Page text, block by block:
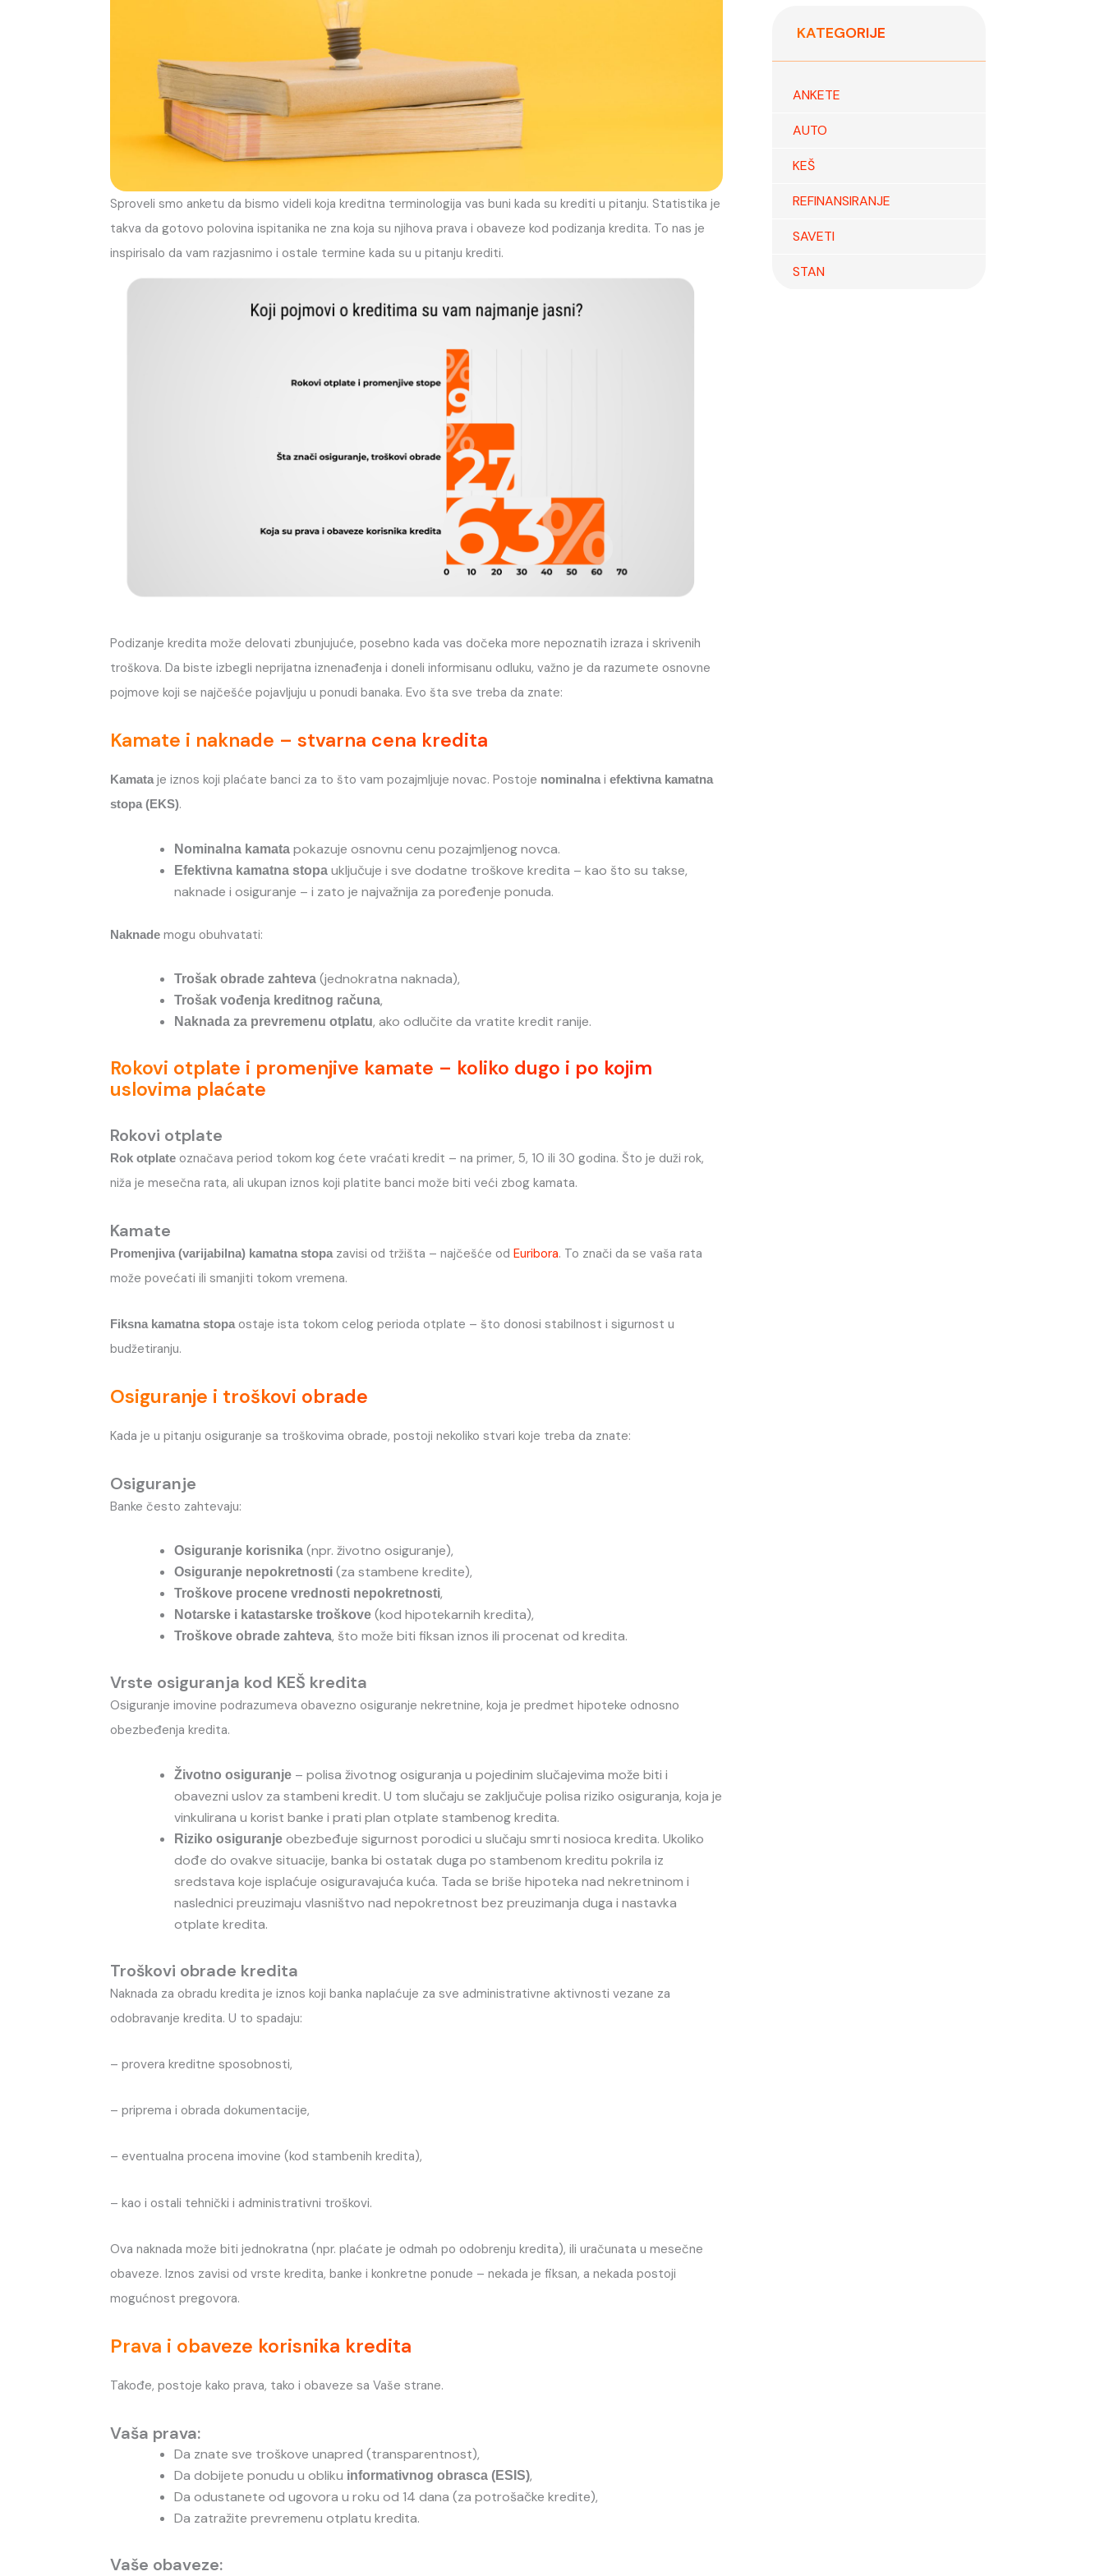
Sproveli smo anketu da bismo videli koja kreditna terminologija vas buni kada su krediti u pitanju. Statistika je
takva da gotovo polovina ispitanika ne zna koja su njihova prava i obaveze kod podizanja kredita. To nas je
inspirisalo da vam razjasnimo i ostale termine kada su u pitanju krediti.
Podizanje kredita može delovati zbunjujuće, posebno kada vas dočeka more nepoznatih izraza i skrivenih
troškova. Da biste izbegli neprijatna iznenađenja i doneli informisanu odluku, važno je da razumete osnovne
pojmove koji se najčešće pojavljuju u ponudi banaka. Evo šta sve treba da znate:
Kamate i naknade – stvarna cena kredita
Kamataje iznos koji plaćate banci za to što vam pozajmljuje novac. Postoje nominalnaiefektivna kamatna
stopa (EKS).
Nominalna kamata pokazuje osnovnu cenu pozajmljenog novca.
Efektivna kamatna stopa uključuje i sve dodatne troškove kredita – kao što su takse,
naknade i osiguranje – i zato je najvažnija za poređenje ponuda.
Naknade mogu obuhvatati:
Trošak obrade zahteva (jednokratna naknada),
Trošak vođenja kreditnog računa,
Naknada za prevremenu otplatu, ako odlučite da vratite kredit ranije.
Rokovi otplate i promenjive kamate – koliko dugo i po kojim
uslovima plaćate
Rokovi otplate
Rok otplate označava period tokom kog ćete vraćati kredit – na primer, 5, 10 ili 30 godina. Što je duži rok,
niža je mesečna rata, ali ukupan iznos koji platite banci može biti veći zbog kamata.
Kamate
Promenjiva (varijabilna) kamatna stopazavisi od tržišta – najčešće odEuribora. To znači da se vaša rata
može povećati ili smanjiti tokom vremena.
Fiksna kamatna stopaostaje ista tokom celog perioda otplate – što donosi stabilnost i sigurnost u
budžetiranju.
Osiguranje i troškovi obrade
Kada je u pitanju osiguranje sa troškovima obrade, postoji nekoliko stvari koje treba da znate:
Osiguranje
Banke često zahtevaju:
Osiguranje korisnika (npr. životno osiguranje),
Osiguranje nepokretnosti (za stambene kredite),
Troškove procene vrednosti nepokretnosti,
Notarske i katastarske troškove (kod hipotekarnih kredita),
Troškove obrade zahteva, što može biti fiksan iznos ili procenat od kredita.
Vrste osiguranja kod KEŠ kredita
Osiguranje imovine podrazumeva obavezno osiguranje nekretnine, koja je predmet hipoteke odnosno
obezbeđenja kredita.
Životno osiguranje – polisa životnog osiguranja u pojedinim slučajevima može biti i
obavezni uslov za stambeni kredit. U tom slučaju se zaključuje polisa riziko osiguranja, koja je
vinkulirana u korist banke i prati plan otplate stambenog kredita.
Riziko osiguranje obezbeđuje sigurnost porodici u slučaju smrti nosioca kredita. Ukoliko
dođe do ovakve situacije, banka bi ostatak duga po stambenom kreditu pokrila iz
sredstava koje isplaćuje osiguravajuća kuća. Tada se briše hipoteka nad nekretninom i
naslednici preuzimaju vlasništvo nad nepokretnost bez preuzimanja duga i nastavka
otplate kredita.
Troškovi obrade kredita
Naknada za obradu kredita je iznos koji banka naplaćuje za sve administrativne aktivnosti vezane za
odobravanje kredita. U to spadaju:
– provera kreditne sposobnosti,
– priprema i obrada dokumentacije,
– eventualna procena imovine (kod stambenih kredita),
– kao i ostali tehnički i administrativni troškovi.
Ova naknada može biti jednokratna (npr. plaćate je odmah po odobrenju kredita), ili uračunata u mesečne
obaveze. Iznos zavisi od vrste kredita, banke i konkretne ponude – nekada je fiksan, a nekada postoji
mogućnost pregovora.
Prava i obaveze korisnika kredita
Takođe, postoje kako prava, tako i obaveze sa Vaše strane.
Vaša prava:
Da znate sve troškove unapred (transparentnost),
Da dobijete ponudu u obliku informativnog obrasca (ESIS),
Da odustanete od ugovora u roku od 14 dana (za potrošačke kredite),
Da zatražite prevremenu otplatu kredita.
Vaše obaveze:
KATEGORIJE
ANKETE
AUTO
KEŠ
REFINANSIRANJE
SAVETI
STAN